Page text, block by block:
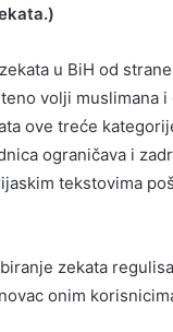
u BiH od
volji muslimana
ove treće
ograničava i
tekstovima
zekata
onim